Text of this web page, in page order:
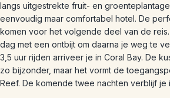
langs uitgestrekte fruit- en
eenvoudig maar comfortabel hotel. De
komen voor het volgende deel van de
dag met een ontbijt om daarna je weg te
3,5 uur rijden arriveer je in Coral Bay. De
zo bijzonder, maar het vormt de
Reef. De komende twee nachten verblijf je